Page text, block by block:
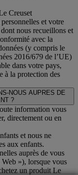
Creuset
et votre
nous recueillons et
avec la
(y compris le
2016/679 de l’UE)
dans votre pays,
à la protection des
NOUS AUPRES DE
?
information vous
directement ou en
et nous ne
aux enfants.
auprès de vous
»), lorsque vous
un produit Le